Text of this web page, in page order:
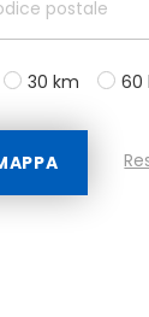
30 km 60